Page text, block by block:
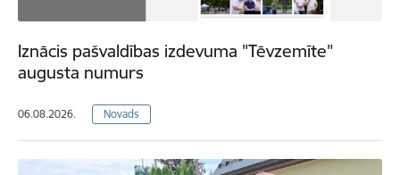
Iznācis pašvaldības izdevuma "Tēvzemīte"
augusta numurs
06.08.2026. Novads